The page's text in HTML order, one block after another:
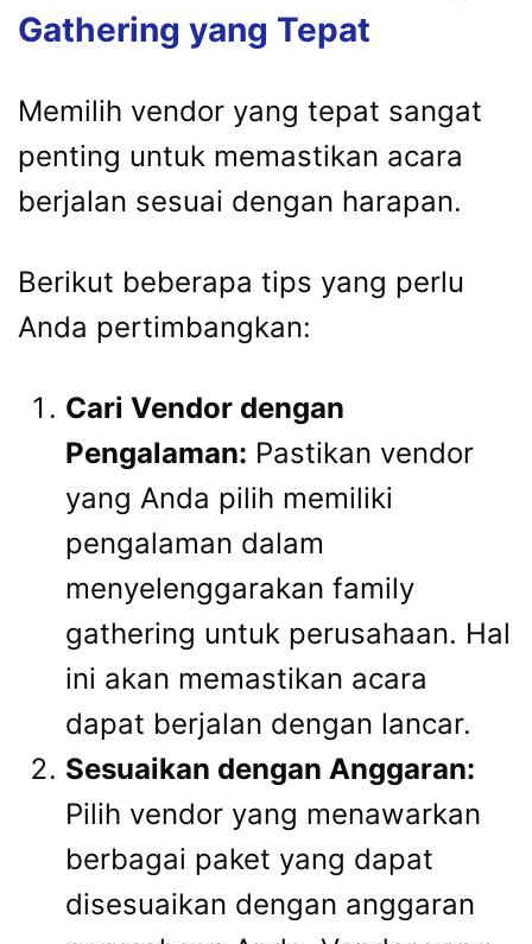
Gathering yang Tepat
Memilih vendor yang tepat sangat
penting untuk memastikan acara
berjalan sesuai dengan harapan.
Berikut beberapa tips yang perlu
Anda pertimbangkan:
Cari Vendor dengan
Pengalaman: Pastikan vendor
yang Anda pilih memiliki
pengalaman dalam
menyelenggarakan family
gathering untuk perusahaan. Hal
ini akan memastikan acara
dapat berjalan dengan lancar.
Sesuaikan dengan Anggaran:
Pilih vendor yang menawarkan
berbagai paket yang dapat
disesuaikan dengan anggaran